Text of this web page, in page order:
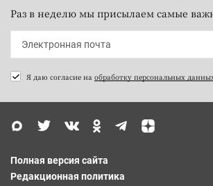
Раз в неделю мы присылаем самые
Я даю согласие на обработку персональных
Полная версия сайта
Редакционная политика